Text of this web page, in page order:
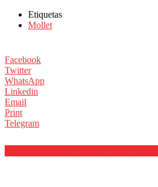
Etiquetas
Mollet
Facebook
Twitter
WhatsApp
Linkedin
Email
Print
Telegram